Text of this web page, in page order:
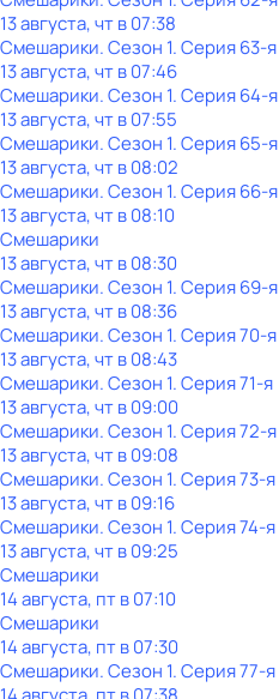
13 августа, чт в 07:38
Смешарики. Сезон 1. Серия 63-я
13 августа, чт в 07:46
Смешарики. Сезон 1. Серия 64-я
13 августа, чт в 07:55
Смешарики. Сезон 1. Серия 65-я
13 августа, чт в 08:02
Смешарики. Сезон 1. Серия 66-я
13 августа, чт в 08:10
Смешарики
13 августа, чт в 08:30
Смешарики. Сезон 1. Серия 69-я
13 августа, чт в 08:36
Смешарики. Сезон 1. Серия 70-я
13 августа, чт в 08:43
Смешарики. Сезон 1. Серия 71-я
13 августа, чт в 09:00
Смешарики. Сезон 1. Серия 72-я
13 августа, чт в 09:08
Смешарики. Сезон 1. Серия 73-я
13 августа, чт в 09:16
Смешарики. Сезон 1. Серия 74-я
13 августа, чт в 09:25
Смешарики
14 августа, пт в 07:10
Смешарики
14 августа, пт в 07:30
Смешарики. Сезон 1. Серия 77-я